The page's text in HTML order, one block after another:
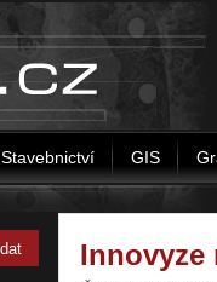
Stavebnictví GIS
Innovyze